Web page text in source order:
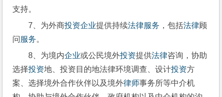
支持。
7、为外商投资企业提供持续法律服务 ，包括法律顾
问 服务。
8、为境内企业或公民境外投资提供法律咨询，协助
选择投资地、投资目的地法律环境调查、设计投资方
案、选择境外合作伙伴以及境外律师事务所等中介机